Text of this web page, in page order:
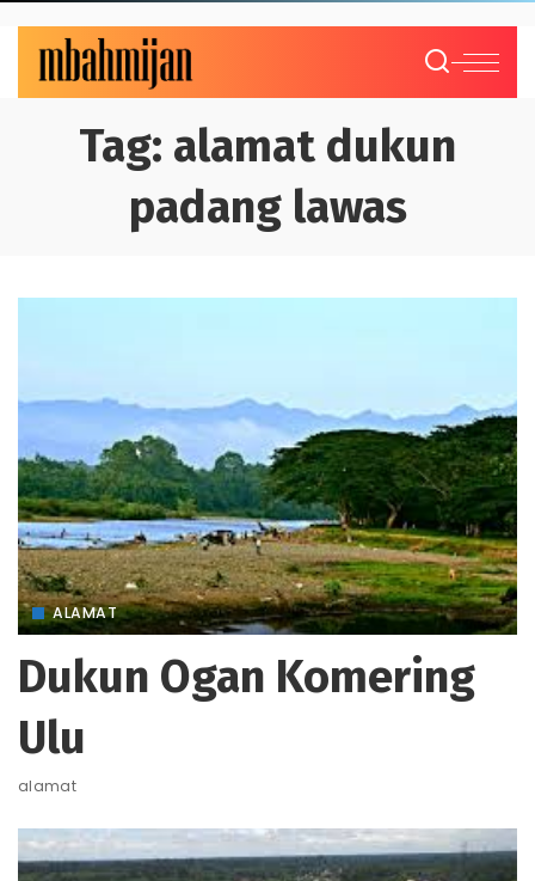
Tag: alamat dukun
padang lawas
ALAMAT
Dukun Ogan Komering
Ulu
alamat